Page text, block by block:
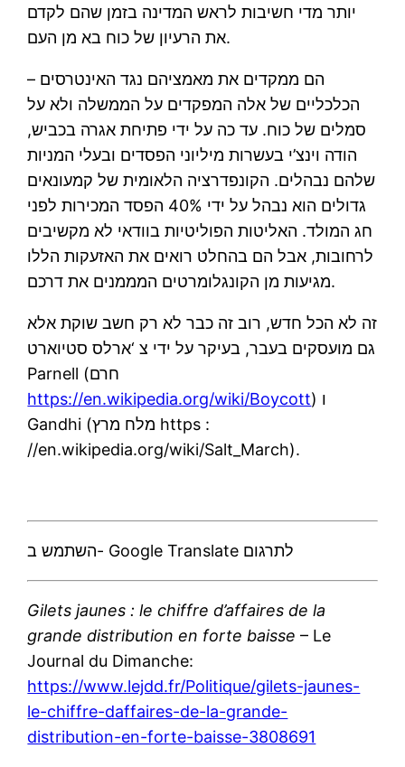
יותר מדי חשיבות לראש המדינה בזמן שהם לקדם
את הרעיון של כוח בא מן העם.
– הם ממקדים את מאמציהם נגד האינטרסים
הכלכליים של אלה המפקדים על הממשלה ולא על
סמלים של כוח. עד כה על ידי פתיחת אגרה בכביש,
הודה וינצ’י בעשרות מיליוני הפסדים ובעלי המניות
שלהם נבהלים. הקונפדרציה הלאומית של קמעונאים
גדולים הוא נבהל על ידי 40% הפסד המכירות לפני
חג המולד. האליטות הפוליטיות בוודאי לא מקשיבים
לרחובות, אבל הם בהחלט רואים את האזעקות הללו
מגיעות מן הקונגלומרטים המממנים את דרכם.
זה לא הכל חדש, רוב זה כבר לא רק חשב שוקת אלא
גם מועסקים בעבר, בעיקר על ידי צ ‘ארלס סטיוארט
Parnell (חרם
https://en.wikipedia.org/wiki/Boycott) ו
Gandhi (מלח מרץ https :
//en.wikipedia.org/wiki/Salt_March).
השתמש ב- Google Translate לתרגום
Gilets jaunes : le chiffre d’affaires de la
grande distribution en forte baisse – Le
Journal du Dimanche:
https://www.lejdd.fr/Politique/gilets-jaunes-
le-chiffre-daffaires-de-la-grande-
distribution-en-forte-baisse-3808691